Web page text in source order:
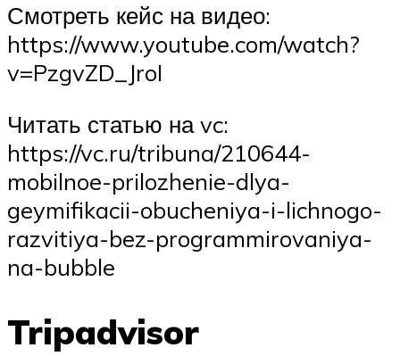
Смотреть кейс на видео:
https://www.youtube.com/watch?
v=PzgvZD_JroI
Читать статью на vc:
https://vc.ru/tribuna/210644-
mobilnoe-prilozhenie-dlya-
geymifikacii-obucheniya-i-lichnogo-
razvitiya-bez-programmirovaniya-
na-bubble
Tripadvisor